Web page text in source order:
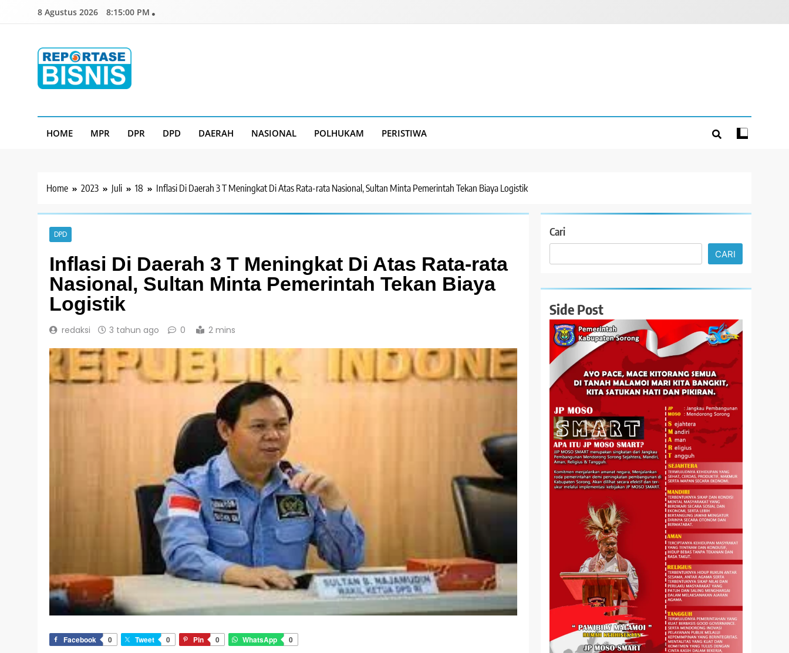
8 Agustus 2026 8:15:01 PM
HOME MPR DPR DPD DAERAH NASIONAL POLHUKAM PERISTIWA
Home 2023 Juli 18 Inflasi Di Daerah 3 T Meningkat Di Atas Rata-rata Nasional, Sultan Minta Pemerintah Tekan Biaya Logistik
DPD
Inflasi Di Daerah 3 T Meningkat Di Atas Rata-rata
Nasional, Sultan Minta Pemerintah Tekan Biaya
Logistik
redaksi 3 tahun ago 0 2 mins
Facebook 0 Tweet 0 Pin 0 WhatsApp 0
Cari
CARI
Side Post